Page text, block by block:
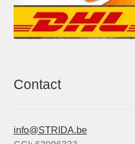
Contact
info@STRIDA.be